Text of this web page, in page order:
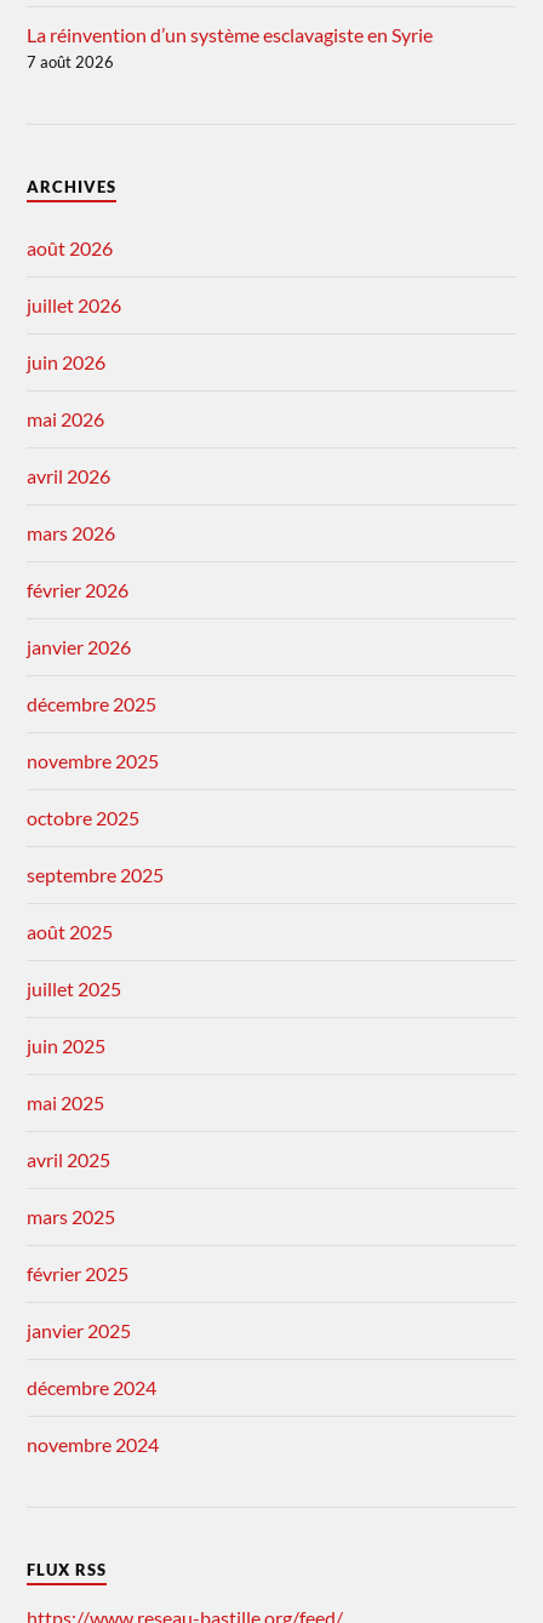
La réinvention d’un système esclavagiste en Syrie
7 août 2026
ARCHIVES
août 2026
juillet 2026
juin 2026
mai 2026
avril 2026
mars 2026
février 2026
janvier 2026
décembre 2025
novembre 2025
octobre 2025
septembre 2025
août 2025
juillet 2025
juin 2025
mai 2025
avril 2025
mars 2025
février 2025
janvier 2025
décembre 2024
novembre 2024
FLUX RSS
https://www.reseau-bastille.org/feed/